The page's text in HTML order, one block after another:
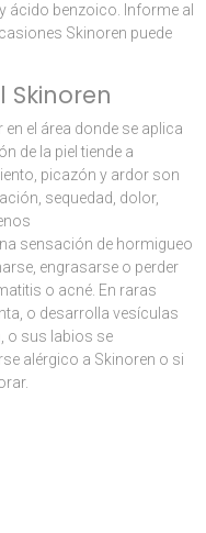
ácido benzoico. Informe al
Skinoren puede
Skinoren
el área donde se aplica
de la piel tiende a
picazón y ardor son
sequedad, dolor,
sensación de hormigueo
engrasarse o perder
o acné. En raras
o desarrolla vesículas
o sus labios se
alérgico a Skinoren o si